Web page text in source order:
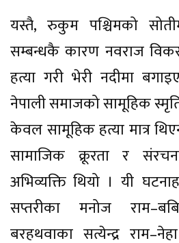
यस्तै, रुकुम पश्चिमको
सम्बन्धकै कारण नवराज
हत्या गरी भेरी नदीमा
नेपाली समाजको सामूहिक
केवल सामूहिक हत्या मात्र
सामाजिक क्रूरता र
अभिव्यक्ति थियो । यी
सप्तरीका मनोज
बरहथवाका सत्येन्द्र